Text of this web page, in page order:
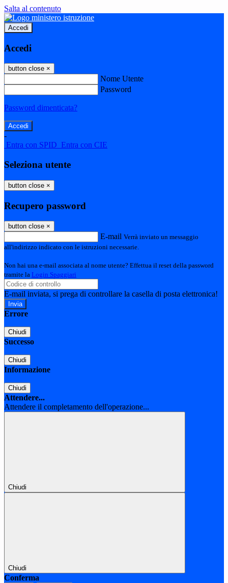
Salta al contenuto
Accedi
Accedi
button close ×
Nome Utente
Password
Password dimenticata?
-
Entra con SPID Entra con CIE
Seleziona utente
button close ×
Recupero password
button close ×
E-mail Verrà inviato un messaggio
all'indirizzo indicato con le istruzioni necessarie.
Non hai una e-mail associata al nome utente? Effettua il reset della password
tramite la Login Spaggiari
E-mail inviata, si prega di controllare la casella di posta elettronica!
Errore
Chiudi
Successo
Chiudi
Informazione
Chiudi
Attendere...
Attendere il completamento dell'operazione...
Chiudi
Chiudi
Conferma